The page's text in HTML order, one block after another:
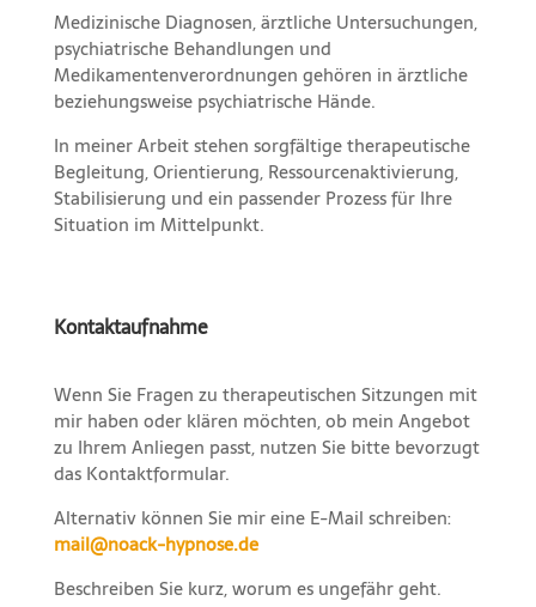
Medizinische Diagnosen, ärztliche Untersuchungen,
psychiatrische Behandlungen und
Medikamentenverordnungen gehören in ärztliche
beziehungsweise psychiatrische Hände.
In meiner Arbeit stehen sorgfältige therapeutische
Begleitung, Orientierung, Ressourcenaktivierung,
Stabilisierung und ein passender Prozess für Ihre
Situation im Mittelpunkt.
Kontaktaufnahme
Wenn Sie Fragen zu therapeutischen Sitzungen mit
mir haben oder klären möchten, ob mein Angebot
zu Ihrem Anliegen passt, nutzen Sie bitte bevorzugt
das Kontaktformular.
Alternativ können Sie mir eine E-Mail schreiben:
mail@noack-hypnose.de
Beschreiben Sie kurz, worum es ungefähr geht.